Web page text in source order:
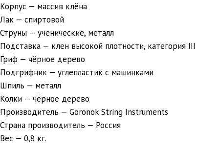
Корпус — массив клёна
Лак — спиртовой
Струны — ученические, металл
Подставка — клен высокой плотности, категория III
Гриф — чёрное дерево
Подгрифник — углепластик с машинками
Шпиль — металл
Колки — чёрное дерево
Производитель — Goronok String Instruments
Страна производитель — Россия
Вес — 0,8 кг.